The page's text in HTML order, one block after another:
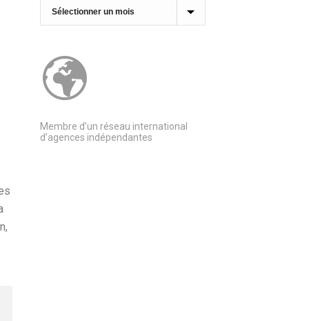
Archives
Membre d’un réseau international
d’agences indépendantes